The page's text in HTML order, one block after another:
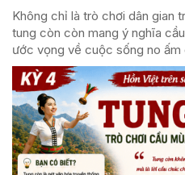
Không chỉ là trò chơi dân gian
tung còn còn mang ý nghĩa
ước vọng về cuộc sống no ấm